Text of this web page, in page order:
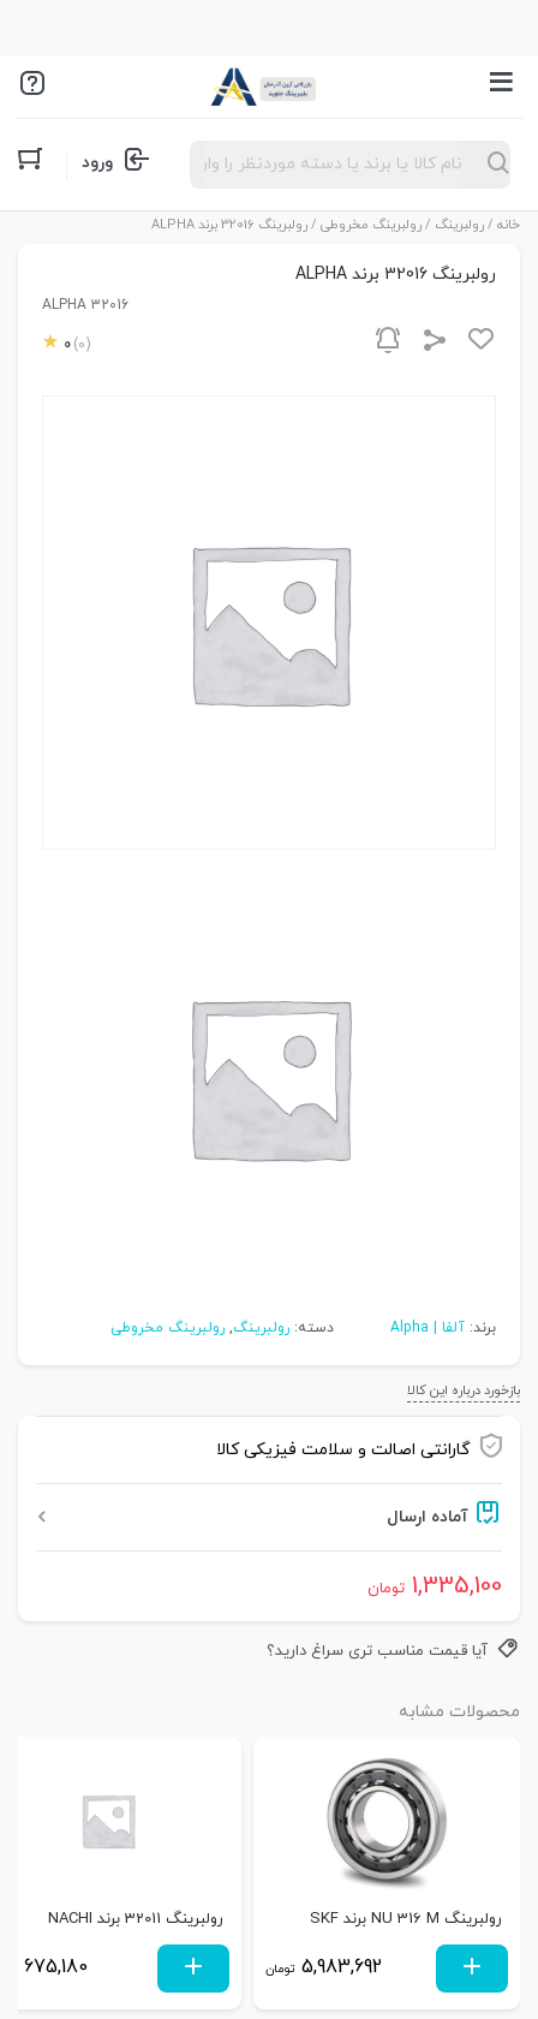
Products
search ورود
خانه /رولبرینگ /رولبرینگ مخروطی / رولبرینگ 32016 برند ALPHA
رولبرینگ 32016 برند ALPHA
ALPHA 32016
0 (0)
برند: آلفا | Alpha دسته: رولبرینگ, رولبرینگ مخروطی
بازخورد درباره این کالا
گارانتی اصالت و سلامت فیزیکی کالا
آماده ارسال
1,335,100 تومان
آیا قیمت مناسب تری سراغ دارید؟
محصولات مشابه
رولبرینگ NU 316 M برند SKF
5,983,692 تومان
رولبرینگ 32011 برند NACHI
675,180